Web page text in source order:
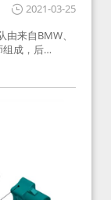
2021-03-25
来自BMW、
成，后
入
收音机天线连
连接器，被业